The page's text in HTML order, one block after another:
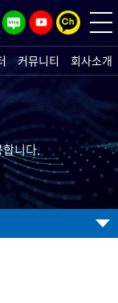
커뮤니티 회사소개
합니다.